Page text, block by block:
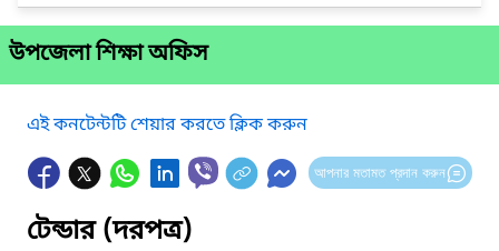
উপজেলা শিক্ষা অফিস
এই কনটেন্টটি শেয়ার করতে ক্লিক করুন
আপনার মতামত প্রদান করুন
টেন্ডার (দরপত্র)